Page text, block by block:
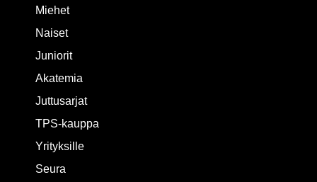
Miehet
Naiset
Juniorit
Akatemia
Juttusarjat
TPS-kauppa
Yrityksille
Seura